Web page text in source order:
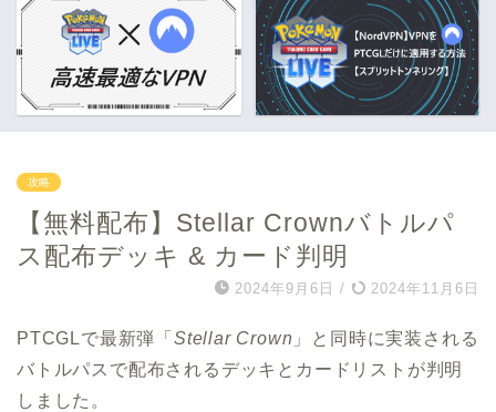
攻略
【無料配布】Stellar Crownバトルパ
ス配布デッキ & カード判明
2024年9月6日 / 2024年11月6日
PTCGLで最新弾「 Stellar Crown 」と同時に実装される
バトルパスで配布されるデッキとカードリストが判明
しました。